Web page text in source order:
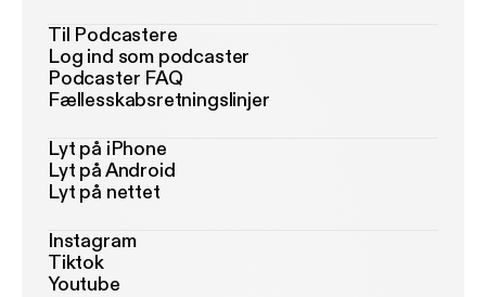
Til Podcastere
Log ind som podcaster
Podcaster FAQ
Fællesskabsretningslinjer
Lyt på iPhone
Lyt på Android
Lyt på nettet
Instagram
Tiktok
Youtube